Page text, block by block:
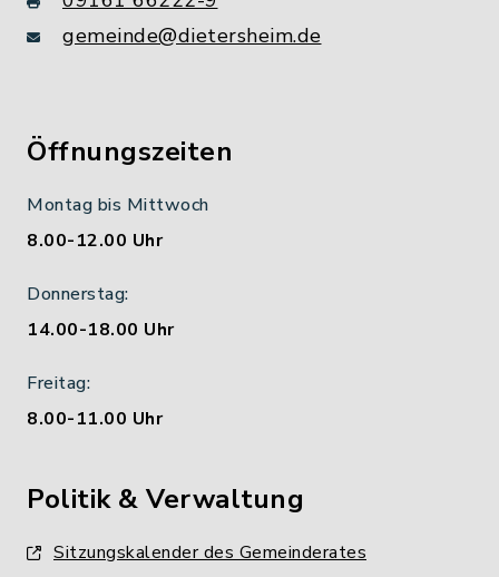
gemeinde@dietersheim.de
Öffnungszeiten
Montag bis Mittwoch
8.00-12.00 Uhr
Donnerstag:
14.00-18.00 Uhr
Freitag:
8.00-11.00 Uhr
Politik & Verwaltung
Sitzungskalender des Gemeinderates